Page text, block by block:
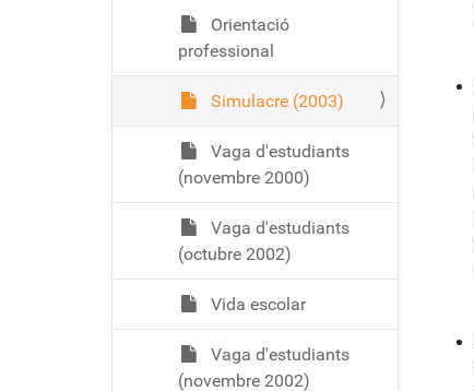
Orientació
professional
Simulacre (2003)
Vaga d'estudiants
(novembre 2000)
Vaga d'estudiants
(octubre 2002)
Vida escolar
Vaga d'estudiants
(novembre 2002)